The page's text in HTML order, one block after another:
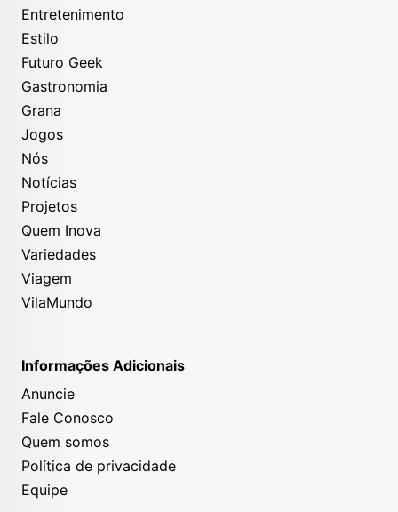
Entretenimento
Estilo
Futuro Geek
Gastronomia
Grana
Jogos
Nós
Notícias
Projetos
Quem Inova
Variedades
Viagem
VilaMundo
Informações Adicionais
Anuncie
Fale Conosco
Quem somos
Política de privacidade
Equipe